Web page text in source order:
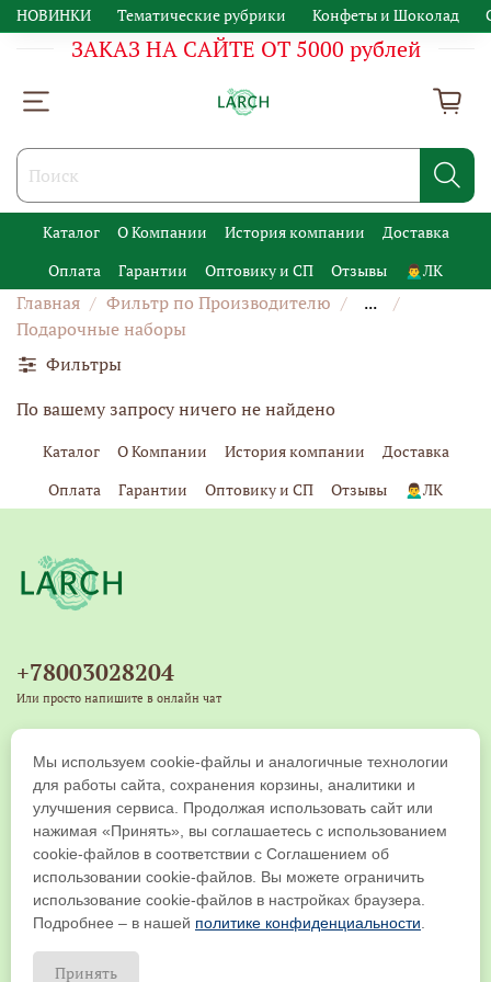
НОВИНКИ Тематические рубрики Конфеты и Шоколад
ЗАКАЗ НА САЙТЕ ОТ 5000 рублей
Каталог О Компании История компании
Доставка
Оплата
Гарантии Оптовику и СП Отзывы 🙍‍♂️ЛК
Главная Фильтр по Производителю
...
Подарочные наборы
Фильтры
По вашему запросу ничего не найдено
Каталог О Компании История компании
Доставка
Оплата
Гарантии Оптовику и СП Отзывы 🙍‍♂️ЛК
+78003028204
Или просто напишите в онлайн чат
+79539271917
Copyright © 2019-2026 ООО "ЛАРЧ КОМПАНИ". Все права защищены
Мы используем cookie-файлы и аналогичные технологии
для работы сайта, сохранения корзины, аналитики и
улучшения сервиса. Продолжая использовать сайт или
нажимая «Принять», вы соглашаетесь с использованием
cookie-файлов в соответствии с Соглашением об
использовании cookie-файлов. Вы можете ограничить
использование cookie-файлов в настройках браузера.
Подробнее – в нашей политике конфиденциальности
Принять